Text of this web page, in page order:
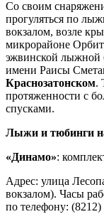
Со своим
прогуляться по
вокзалом, возле
микрорайоне
эжвинской лыжной
имени Раисы
Краснозатонском.
протяженности с
спусками.
Лыжи и тюбинги
«Динамо»:
Адрес: улица
вокзалом). Часы
по телефону: (8212)